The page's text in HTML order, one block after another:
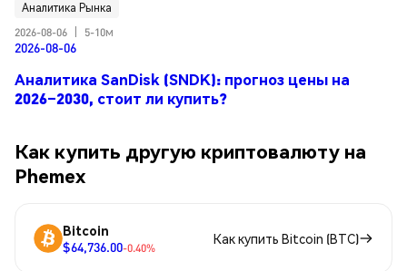
Аналитика Рынка
2026-08-06
5-10м
2026-08-06
Аналитика SanDisk (SNDK): прогноз цены на
2026–2030, стоит ли купить?
Как купить другую криптовалюту на
Phemex
Bitcoin
$64,736.00-0.40%
Как купить Bitcoin (BTC)